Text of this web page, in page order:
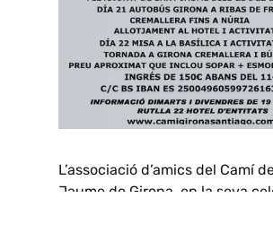
L’associació d’amics del Camí
Jaume de Girona, en la seva